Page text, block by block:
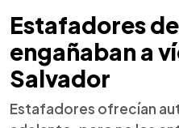
Estafadores
engañaban a
Salvador
Estafadores ofrecían